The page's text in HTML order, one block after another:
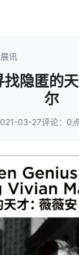
讯
找隐匿的
尔
03-27评论：0